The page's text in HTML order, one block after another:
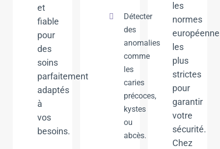
et
fiable
pour
des
soins
parfaitement
adaptés
à
vos
besoins.
Détecter
des
anomalies
comme
les
caries
précoces,
kystes
ou
abcès.
les
normes
les
plus
strictes
pour
garantir
votre
sécurité.
Chez